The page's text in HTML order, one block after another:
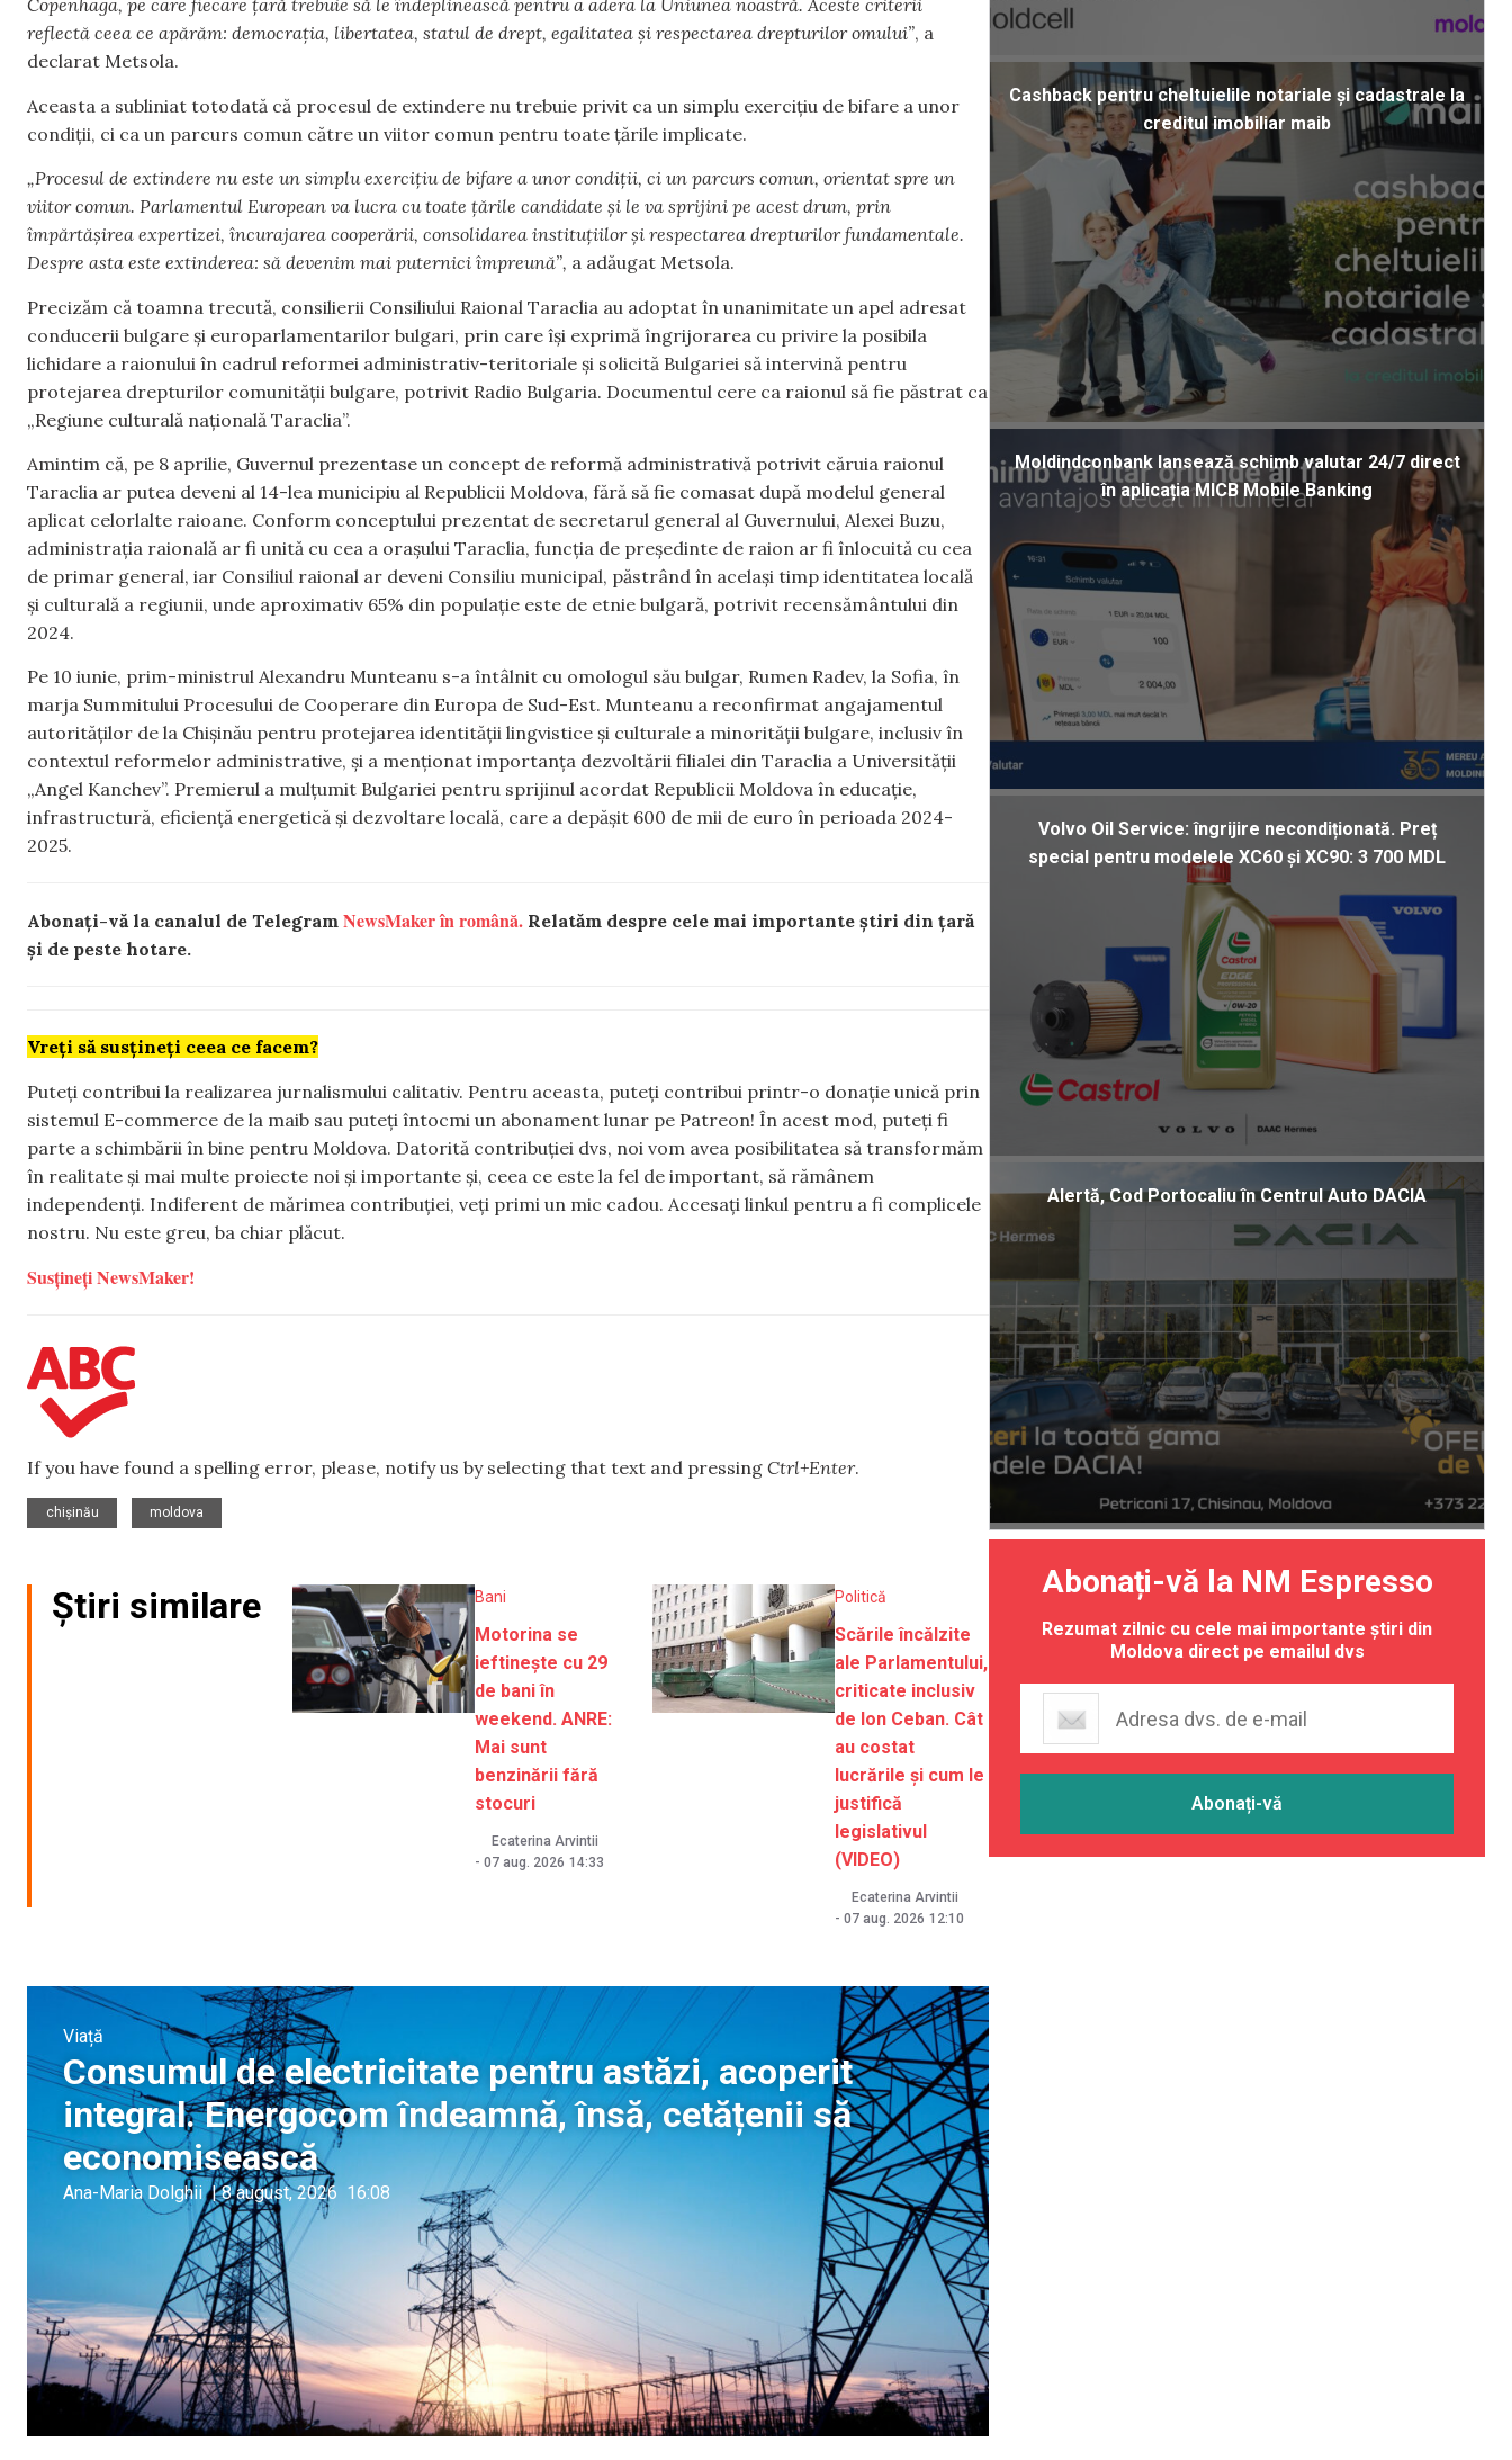
Copenhaga, pe care fiecare țară trebuie să le îndeplinească pentru a adera la Uniunea noastră. Aceste criterii
reflectă ceea ce apărăm: democrația, libertatea, statul de drept, egalitatea și respectarea drepturilor omului”, a
declarat Metsola.
Aceasta a subliniat totodată că procesul de extindere nu trebuie privit ca un simplu exercițiu de bifare a unor
condiții, ci ca un parcurs comun către un viitor comun pentru toate țările implicate.
„Procesul de extindere nu este un simplu exercițiu de bifare a unor condiții, ci un parcurs comun, orientat spre un
viitor comun. Parlamentul European va lucra cu toate țările candidate și le va sprijini pe acest drum, prin
împărtășirea expertizei, încurajarea cooperării, consolidarea instituțiilor și respectarea drepturilor fundamentale.
Despre asta este extinderea: să devenim mai puternici împreună”, a adăugat Metsola.
Precizăm că toamna trecută, consilierii Consiliului Raional Taraclia au adoptat în unanimitate un apel adresat
conducerii bulgare și europarlamentarilor bulgari, prin care își exprimă îngrijorarea cu privire la posibila
lichidare a raionului în cadrul reformei administrativ-teritoriale și solicită Bulgariei să intervină pentru
protejarea drepturilor comunității bulgare, potrivit Radio Bulgaria. Documentul cere ca raionul să fie păstrat ca
„Regiune culturală națională Taraclia”.
Amintim că, pe 8 aprilie, Guvernul prezentase un concept de reformă administrativă potrivit căruia raionul
Taraclia ar putea deveni al 14-lea municipiu al Republicii Moldova, fără să fie comasat după modelul general
aplicat celorlalte raioane. Conform conceptului prezentat de secretarul general al Guvernului, Alexei Buzu,
administrația raională ar fi unită cu cea a orașului Taraclia, funcția de președinte de raion ar fi înlocuită cu cea
de primar general, iar Consiliul raional ar deveni Consiliu municipal, păstrând în același timp identitatea locală
și culturală a regiunii, unde aproximativ 65% din populație este de etnie bulgară, potrivit recensământului din
2024.
Pe 10 iunie, prim-ministrul Alexandru Munteanu s-a întâlnit cu omologul său bulgar, Rumen Radev, la Sofia, în
marja Summitului Procesului de Cooperare din Europa de Sud-Est. Munteanu a reconfirmat angajamentul
autorităților de la Chișinău pentru protejarea identității lingvistice și culturale a minorității bulgare, inclusiv în
contextul reformelor administrative, și a menționat importanța dezvoltării filialei din Taraclia a Universității
„Angel Kanchev”. Premierul a mulțumit Bulgariei pentru sprijinul acordat Republicii Moldova în educație,
infrastructură, eficiență energetică și dezvoltare locală, care a depășit 600 de mii de euro în perioada 2024-
2025.
Abonați-vă la canalul de Telegram NewsMaker în română. Relatăm despre cele mai importante știri din țară
și de peste hotare.
Vreți să susțineți ceea ce facem?
Puteți contribui la realizarea jurnalismului calitativ. Pentru aceasta, puteți contribui printr-o donație unică prin
sistemul E-commerce de la maib sau puteți întocmi un abonament lunar pe Patreon! În acest mod, puteți fi
parte a schimbării în bine pentru Moldova. Datorită contribuției dvs, noi vom avea posibilitatea să transformăm
în realitate și mai multe proiecte noi și importante și, ceea ce este la fel de important, să rămânem
independenți. Indiferent de mărimea contribuției, veți primi un mic cadou. Accesați linkul pentru a fi complicele
nostru. Nu este greu, ba chiar plăcut.
Susțineți NewsMaker!
If you have found a spelling error, please, notify us by selecting that text and pressing Ctrl+Enter.
chișinău
moldova
Știri similare Bani
Motorina se
ieftinește cu 29
de bani în
weekend. ANRE:
Mai sunt
benzinării fără
stocuri
Ecaterina Arvintii
- 07 aug. 2026 14:33
Politică
Scările încălzite
ale Parlamentului,
criticate inclusiv
de Ion Ceban. Cât
au costat
lucrările și cum le
justifică
legislativul
(VIDEO)
Ecaterina Arvintii
- 07 aug. 2026 12:10
Viață
Consumul de electricitate pentru astăzi, acoperit
integral. Energocom îndeamnă, însă, cetățenii să
economisească
Ana-Maria Dolghii | 8 august, 2026 16:08
Cashback pentru cheltuielile notariale și cadastrale la
creditul imobiliar maib
Moldindconbank lansează schimb valutar 24/7 direct
în aplicația MICB Mobile Banking
Volvo Oil Service: îngrijire necondiționată. Preț
special pentru modelele XC60 și XC90: 3 700 MDL
Alertă, Cod Portocaliu în Centrul Auto DACIA
Abonați-vă la NM Espresso
Rezumat zilnic cu cele mai importante știri din
Moldova direct pe emailul dvs